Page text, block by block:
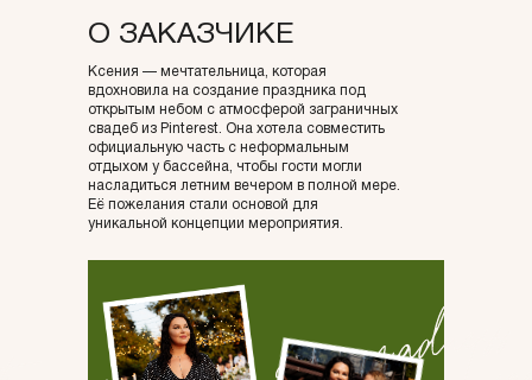
О ЗАКАЗЧИКЕ
Ксения — мечтательница, которая
вдохновила на создание праздника под
открытым небом с атмосферой заграничных
свадеб из Pinterest. Она хотела совместить
официальную часть с неформальным
отдыхом у бассейна, чтобы гости могли
насладиться летним вечером в полной мере.
Её пожелания стали основой для
уникальной концепции мероприятия.